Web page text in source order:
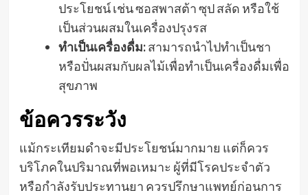
ประโยชน์ เช่น ซอสพาสต้า ซุป สลัด หรือใช้
เป็นส่วนผสมในเครื่องปรุงรส
ทำเป็นเครื่องดื่ม:สามารถนำไปทำเป็นชา
หรือปั่นผสมกับผลไม้เพื่อทำเป็นเครื่องดื่มเพื่อ
สุขภาพ
ข้อควรระวัง
แม้กระเทียมดำจะมีประโยชน์มากมาย แต่ก็ควร
บริโภคในปริมาณที่พอเหมาะ ผู้ที่มีโรคประจำตัว
หรือกำลังรับประทานยา ควรปรึกษาแพทย์ก่อนการ